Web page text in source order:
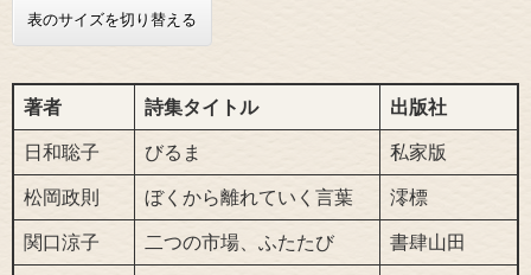
表のサイズを切り替える
著者 詩集タイトル 出版社
日和聡子 びるま 私家版
松岡政則 ぼくから離れていく言葉 澪標
関口涼子 二つの市場、ふたたび 書肆山田